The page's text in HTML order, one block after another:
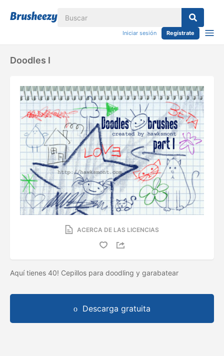
Iniciar sesión Regístrate
Doodles I
ACERCA DE LAS LICENCIAS
Aquí tienes 40! Cepillos para doodling y garabatear
Descarga gratuita